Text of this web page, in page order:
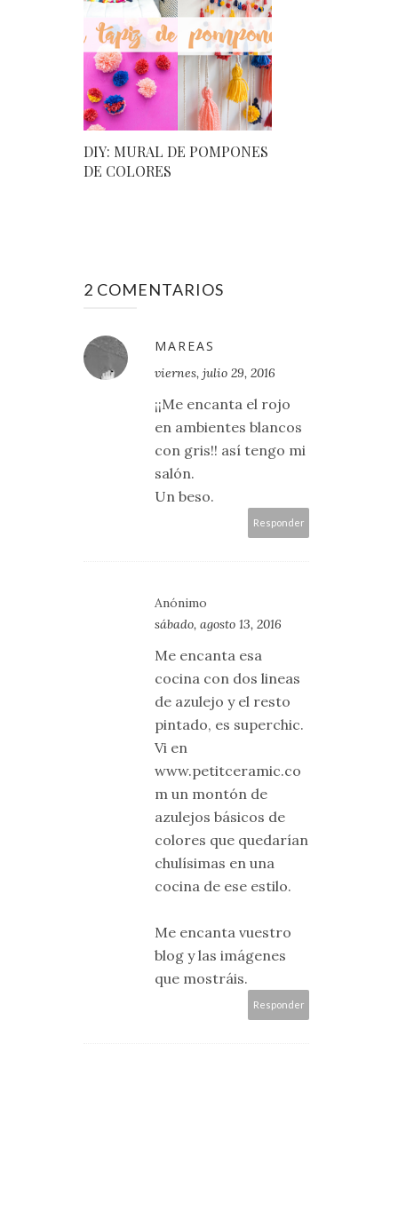
DIY: MURAL DE POMPONES
DE COLORES
2 COMENTARIOS
MAREAS
viernes, julio 29, 2016
¡¡Me encanta el rojo
en ambientes blancos
con gris!! así tengo mi
salón.
Un beso.
Responder
Anónimo
sábado, agosto 13, 2016
Me encanta esa
cocina con dos lineas
de azulejo y el resto
pintado, es superchic.
Vi en
www.petitceramic.co
m un montón de
azulejos básicos de
colores que quedarían
chulísimas en una
cocina de ese estilo.
Me encanta vuestro
blog y las imágenes
que mostráis.
Responder